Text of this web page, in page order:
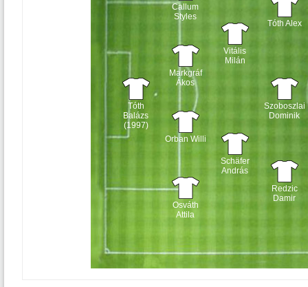
Tóth
Balázs
(1997)
Callum
Styles
Markgráf
Ákos
Orban Willi
Osváth
Attila
Vitális
Milán
Schäfer
András
Tóth Alex
Szoboszlai
Dominik
Redzic
Damir